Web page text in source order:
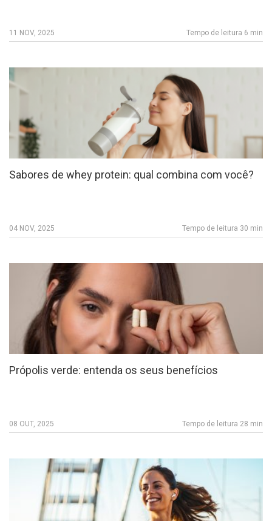
11 NOV, 2025 Tempo de leitura 6 min
Sabores de whey protein: qual combina com você?
04 NOV, 2025 Tempo de leitura 30 min
Própolis verde: entenda os seus benefícios
08 OUT, 2025 Tempo de leitura 28 min